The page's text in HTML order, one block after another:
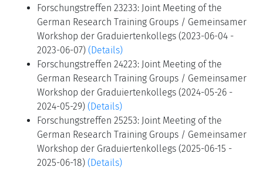
Forschungstreffen 23233: Joint Meeting of the
German Research Training Groups / Gemeinsamer
Workshop der Graduiertenkollegs (2023-06-04 -
2023-06-07) (Details)
Forschungstreffen 24223: Joint Meeting of the
German Research Training Groups / Gemeinsamer
Workshop der Graduiertenkollegs (2024-05-26 -
2024-05-29) (Details)
Forschungstreffen 25253: Joint Meeting of the
German Research Training Groups / Gemeinsamer
Workshop der Graduiertenkollegs (2025-06-15 -
2025-06-18) (Details)